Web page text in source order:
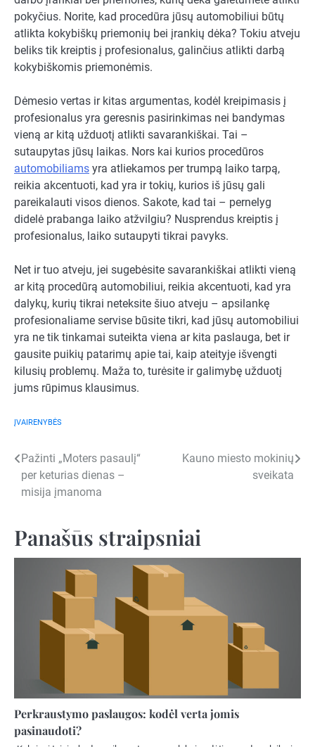
pokyčius. Norite, kad procedūra jūsų automobiliui būtų
atlikta kokybiškų priemonių bei įrankių dėka? Tokiu atveju
beliks tik kreiptis į profesionalus, galinčius atlikti darbą
kokybiškomis priemonėmis.
Dėmesio vertas ir kitas argumentas, kodėl kreipimasis į
profesionalus yra geresnis pasirinkimas nei bandymas
vieną ar kitą užduotį atlikti savarankiškai. Tai –
sutaupytas jūsų laikas. Nors kai kurios procedūros
automobiliams yra atliekamos per trumpą laiko tarpą,
reikia akcentuoti, kad yra ir tokių, kurios iš jūsų gali
pareikalauti visos dienos. Sakote, kad tai – pernelyg
didelė prabanga laiko atžvilgiu? Nusprendus kreiptis į
profesionalus, laiko sutaupyti tikrai pavyks.
Net ir tuo atveju, jei sugebėsite savarankiškai atlikti vieną
ar kitą procedūrą automobiliui, reikia akcentuoti, kad yra
dalykų, kurių tikrai neteksite šiuo atveju – apsilankę
profesionaliame servise būsite tikri, kad jūsų automobiliui
yra ne tik tinkamai suteikta viena ar kita paslauga, bet ir
gausite puikių patarimų apie tai, kaip ateityje išvengti
kilusių problemų. Maža to, turėsite ir galimybę užduotį
jums rūpimus klausimus.
ĮVAIRENYBĖS
Navigacija
tarp
Pažinti „Moters pasaulį“
per keturias dienas –
misija įmanoma
Kauno miesto mokinių
sveikata
Panašūs straipsniai
Perkraustymo paslaugos: kodėl verta jomis
pasinaudoti?